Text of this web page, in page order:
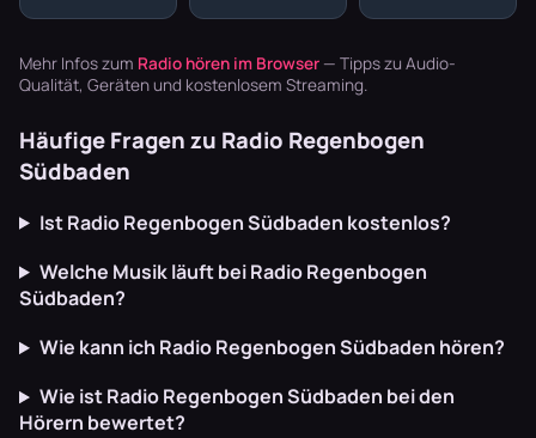
Monroes
Bluegrass …
Sender im
Garten läu…
Beats –
Mehr Infos zum Radio hören im Browser — Tipps zu Audio-
Qualität, Geräten und kostenlosem Streaming.
Häufige Fragen zu Radio Regenbogen
Südbaden
Ist Radio Regenbogen Südbaden kostenlos?
Welche Musik läuft bei Radio Regenbogen
Südbaden?
Wie kann ich Radio Regenbogen Südbaden hören?
Wie ist Radio Regenbogen Südbaden bei den
Hörern bewertet?